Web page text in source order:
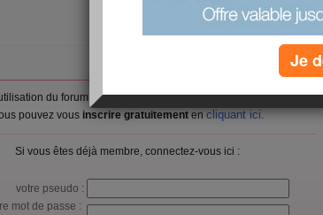
(0) commentaires
du forum sont réservés aux membres d'Aujourdhui.com.
pouvez vous inscrire gratuitementencliquant ici.
Si vous êtes déjà membre, connectez-vous ici :
votre pseudo :
mot de passe :
Je